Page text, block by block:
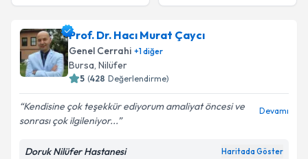
Prof. Dr. Hacı Murat Çaycı
Genel Cerrahi +1diğer
Bursa, Nilüfer
5 (428 Değerlendirme)
Kendisine çok teşekkür ediyorum amaliyat öncesi ve
sonrası çok ilgileniyor...
Devamı
Doruk Nilüfer Hastanesi Haritada Göster